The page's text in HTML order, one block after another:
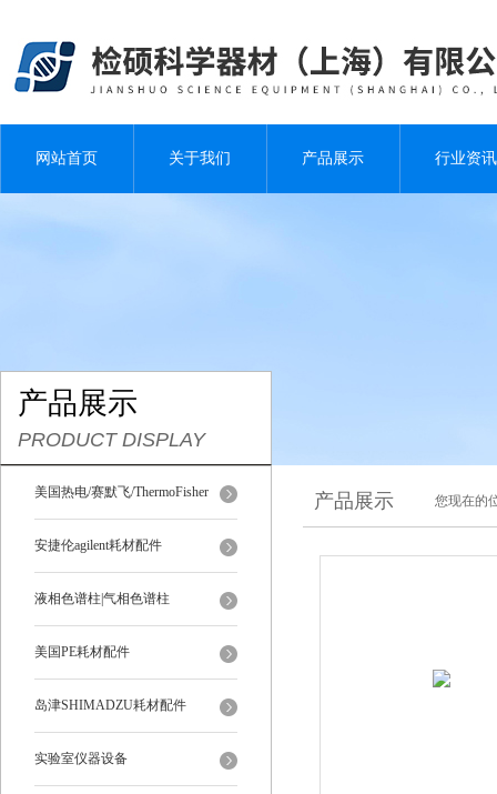
网站首页 关于我们 产品展示 行业资讯
产品展示
PRODUCT DISPLAY
美国热电/赛默飞/ThermoFisher
安捷伦agilent耗材配件
液相色谱柱|气相色谱柱
美国PE耗材配件
岛津SHIMADZU耗材配件
实验室仪器设备
产品展示 您现在的